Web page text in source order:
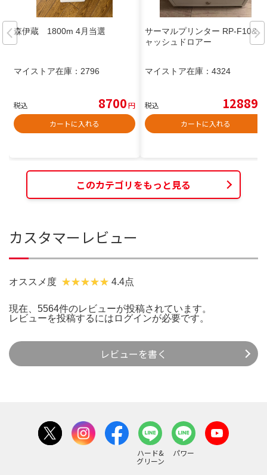
森伊蔵 1800m 4月当選
マイストア在庫： 2796
税込 8700円
カートに入れる
サーマルプリンター RP-F10&キ
ャッシュドロアー
マイストア在庫： 4324
税込 12889
カートに入れる
このカテゴリをもっと見る
カスタマーレビュー
オススメ度 4.4点
現在、5564件のレビューが投稿されています。
レビューを投稿するには ログインが必要です。
レビューを書く
ハード&
グリーン
パワー